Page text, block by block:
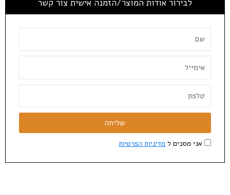
לבירור אודות המוצר/הזמנה אישית צור קשר
אני מסכים ל מדיניות הפרטיות
שליחה